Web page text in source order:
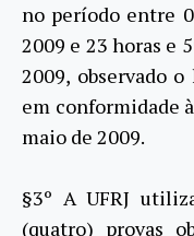
no período entre
2009 e 23 horas e
2009, observado
em conformidade
maio de 2009.
§3º A UFRJ
(quatro) provas